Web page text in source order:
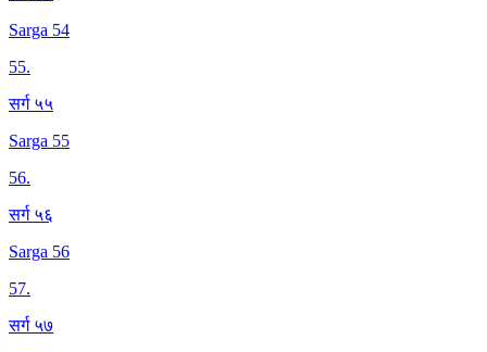
Sarga 54
55.
सर्ग ५५
Sarga 55
56.
सर्ग ५६
Sarga 56
57.
सर्ग ५७